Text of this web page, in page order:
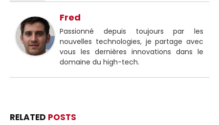
Fred
Passionné depuis toujours par les
nouvelles technologies, je partage avec
vous les dernières innovations dans le
domaine du high-tech.
RELATED POSTS